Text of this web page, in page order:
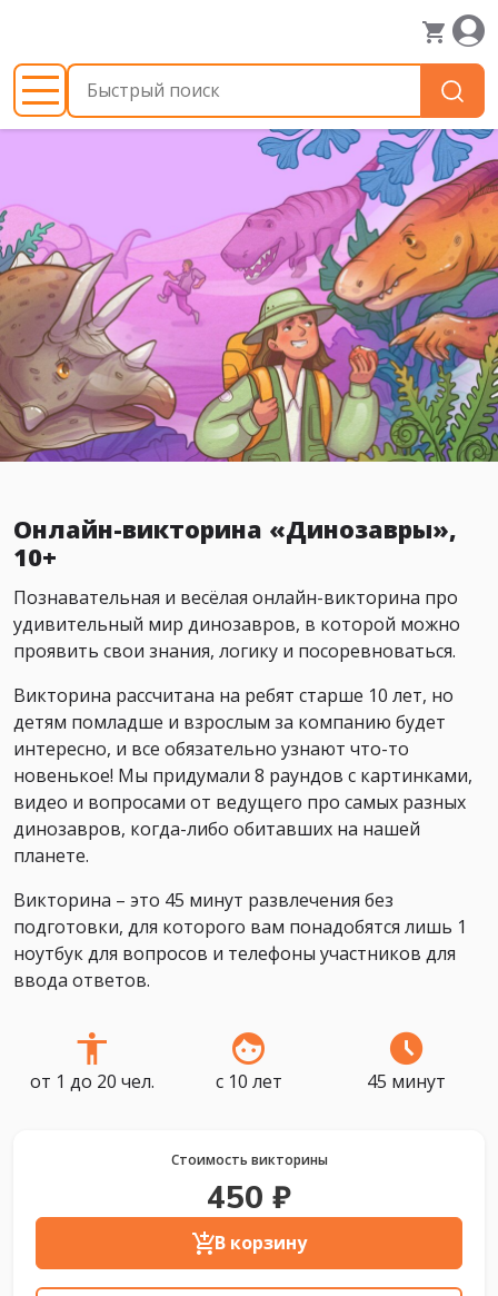
Онлайн-викторина «Динозавры»,
10+
Познавательная и весёлая онлайн-викторина про
удивительный мир динозавров, в которой можно
проявить свои знания, логику и посоревноваться.
Викторина рассчитана на ребят старше 10 лет, но
детям помладше и взрослым за компанию будет
интересно, и все обязательно узнают что-то
новенькое! Мы придумали 8 раундов с картинками,
видео и вопросами от ведущего про самых разных
динозавров, когда-либо обитавших на нашей
планете.
Викторина – это 45 минут развлечения без
подготовки, для которого вам понадобятся лишь 1
ноутбук для вопросов и телефоны участников для
ввода ответов.
от 1 до 20 чел. с 10 лет 45 минут
Стоимость викторины
450 ₽
В корзину